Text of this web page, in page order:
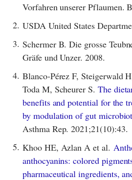
Vorfahren unserer Pflaumen.
2. USDA United States
3. Schermer B. Die grosse
Gräfe und Unzer. 2008.
4. Blanco-Pérez F, Steigerwald
Toda M, Scheurer S. The
benefits and potential for the
by modulation of gut
Asthma Rep. 2021;21(10):43.
5. Khoo HE, Azlan A et al.
anthocyanins: colored
pharmaceutical ingredients,